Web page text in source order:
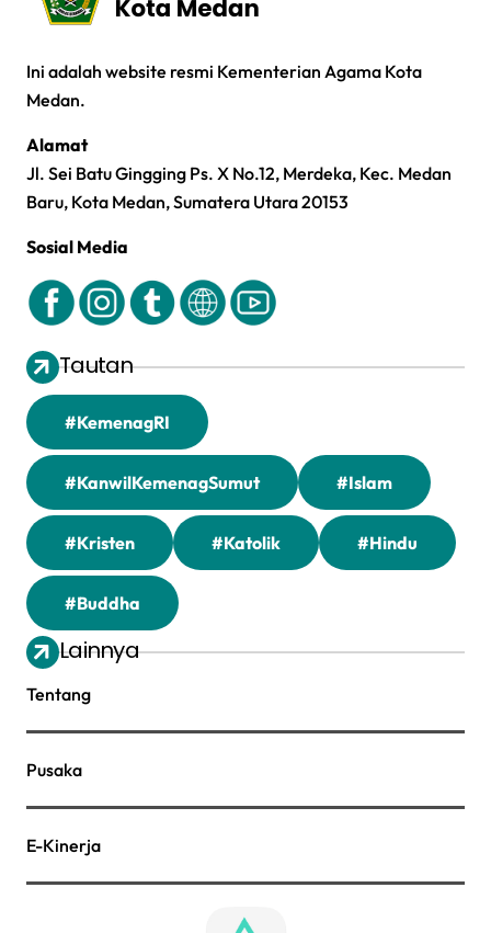
Ini adalah website resmi Kementerian Agama Kota
Medan.
Alamat
Jl. Sei Batu Gingging Ps. X No.12, Merdeka, Kec. Medan
Baru, Kota Medan, Sumatera Utara 20153
Sosial Media
Tautan
#KemenagRI
#KanwilKemenagSumut #Islam
#Kristen #Katolik #Hindu
#Buddha
Lainnya
Tentang
Pusaka
E-Kinerja